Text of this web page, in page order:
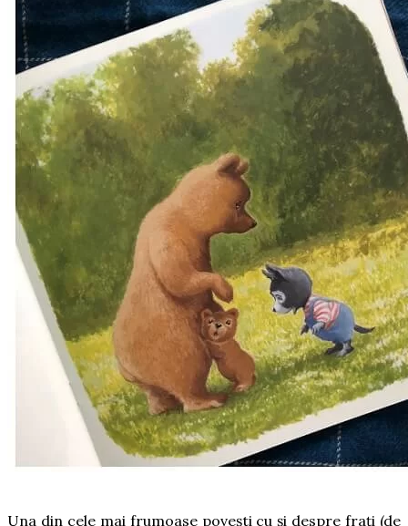
Una din cele mai frumoase povești cu și despre frați (de